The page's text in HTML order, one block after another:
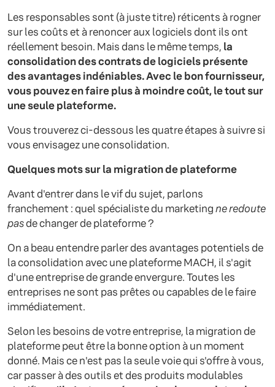
Les responsables sont (à juste titre) réticents à rogner
sur les coûts et à renoncer aux logiciels dont ils ont
réellement besoin. Mais dans le même temps, la
consolidation des contrats de logiciels présente
des avantages indéniables. Avec le bon fournisseur,
vous pouvez en faire plus à moindre coût, le tout sur
une seule plateforme.
Vous trouverez ci-dessous les quatre étapes à suivre si
vous envisagez une consolidation.
Quelques mots sur la migration de plateforme
Avant d'entrer dans le vif du sujet, parlons
franchement : quel spécialiste du marketingne redoute
pasde changer de plateforme ?
On a beau entendre parler des avantages potentiels de
la consolidation avec une plateforme MACH, il s'agit
d'une entreprise de grande envergure. Toutes les
entreprises ne sont pas prêtes ou capables de le faire
immédiatement.
Selon les besoins de votre entreprise, la migration de
plateforme peut être la bonne option à un moment
donné. Mais ce n'est pas la seule voie qui s'offre à vous,
car passer à des outils et des produits modulables